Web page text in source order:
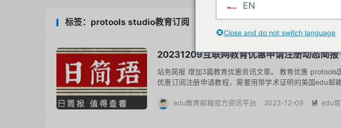
标签：protools studio教育订阅
20231209互联网教育优惠申请注册动态简报
站务简报 增加3篇教育优惠资讯文章。 教育优惠 protools
优惠订阅注册申请教程，需要用带学术证明的美国edu邮
edu教育邮箱官方资讯平台
2023-12-09  edu
EN
Close and do not switch language